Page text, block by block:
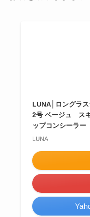
LUNA│ロングラ
2号 ベージュ ス
ップコンシーラー
LUNA